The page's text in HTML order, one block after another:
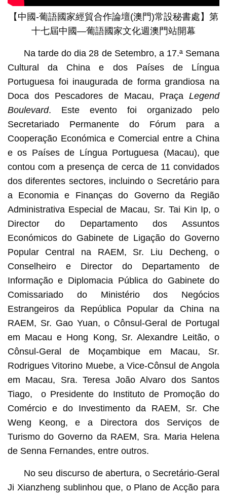
【中國-葡語國家經貿合作論壇(澳門)常設秘書處】第
十七屆中國—葡語國家文化週澳門站開幕
Na tarde do dia 28 de Setembro, a 17.ª Semana
Cultural da China e dos Países de Língua
Portuguesa foi inaugurada de forma grandiosa na
Doca dos Pescadores de Macau, PraçaLegend
Boulevard. Este evento foi organizado pelo
Secretariado Permanente do Fórum para a
Cooperação Económica e Comercial entre a China
e os Países de Língua Portuguesa (Macau), que
contou com a presença de cerca de 11 convidados
dos diferentes sectores, incluindo o Secretário para
a Economia e Finanças do Governo da Região
Administrativa Especial de Macau, Sr. Tai Kin Ip, o
Director do Departamento dos Assuntos
Económicos do Gabinete de Ligação do Governo
Popular Central na RAEM, Sr. Liu Decheng, o
Conselheiro e Director do Departamento de
Informação e Diplomacia Pública do Gabinete do
Comissariado do Ministério dos Negócios
Estrangeiros da República Popular da China na
RAEM, Sr. Gao Yuan, o Cônsul-Geral de Portugal
em Macau e Hong Kong, Sr. Alexandre Leitão, o
Cônsul-Geral de Moçambique em Macau, Sr.
Rodrigues Vitorino Muebe, a Vice-Cônsul de Angola
em Macau, Sra. Teresa João Alvaro dos Santos
Tiago, o Presidente do Instituto de Promoção do
Comércio e do Investimento da RAEM, Sr. Che
Weng Keong, e a Directora dos Serviços de
Turismo do Governo da RAEM, Sra. Maria Helena
de Senna Fernandes, entre outros.
No seu discurso de abertura, o Secretário-Geral
Ji Xianzheng sublinhou que, o Plano de Acção para